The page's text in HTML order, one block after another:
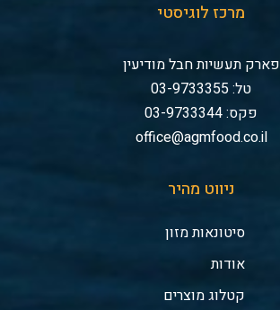
מרכז לוגיסטי
פארק תעשיות חבל מודיעין
טל: 03-9733355
פקס: 03-9733344
office@agmfood.co.il
ניווט מהיר
סיטונאות מזון
אודות
קטלוג מוצרים